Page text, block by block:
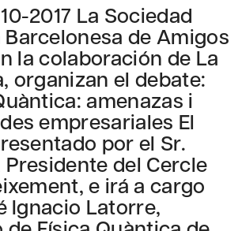
2017 La Sociedad
de Amigos
la colaboración de La
organizan el debate:
amenazas i
empresariales El
por el Sr.
del Cercle
e irá a cargo
Ignacio Latorre,